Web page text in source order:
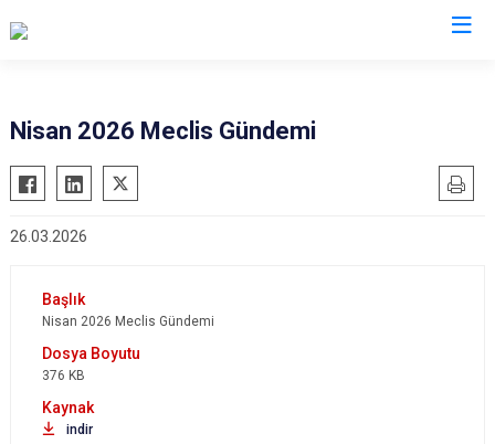
Nisan 2026 Meclis Gündemi
26.03.2026
Nisan 2026 Meclis Gündemi
376 KB
indir